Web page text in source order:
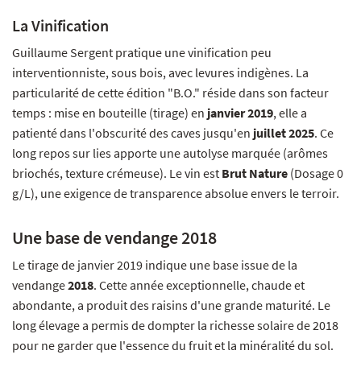
La Vinification
Guillaume Sergent pratique une vinification peu
interventionniste, sous bois, avec levures indigènes. La
particularité de cette édition "B.O." réside dans son facteur
temps : mise en bouteille (tirage) en janvier 2019, elle a
patienté dans l'obscurité des caves jusqu'en juillet 2025. Ce
long repos sur lies apporte une autolyse marquée (arômes
briochés, texture crémeuse). Le vin est Brut Nature (Dosage 0
g/L), une exigence de transparence absolue envers le terroir.
Une base de vendange 2018
Le tirage de janvier 2019 indique une base issue de la
vendange2018. Cette année exceptionnelle, chaude et
abondante, a produit des raisins d'une grande maturité. Le
long élevage a permis de dompter la richesse solaire de 2018
pour ne garder que l'essence du fruit et la minéralité du sol.